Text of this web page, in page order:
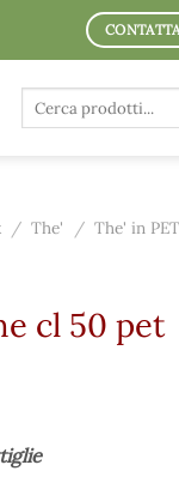
Cerca:
/ The' / The' in
cl 50 pet